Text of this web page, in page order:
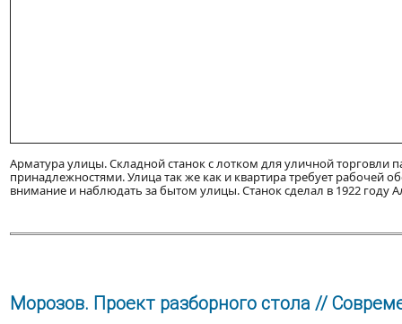
Арматура улицы. Складной станок с лотком для уличной
принадлежностями. Улица так же как и квартира требует рабочей
внимание и наблюдать за бытом улицы. Станок сделал в 1922 году
Морозов. Проект разборного стола //